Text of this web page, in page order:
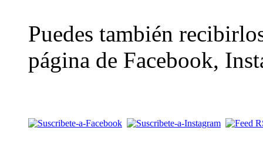
Puedes también
página de Facebook,